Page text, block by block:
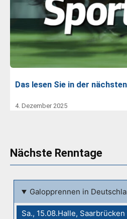
Das lesen Sie in der
4. Dezember 2025
Nächste Renntage
Galopprennen in
Sa., 15.08.Halle, Saarbrücken